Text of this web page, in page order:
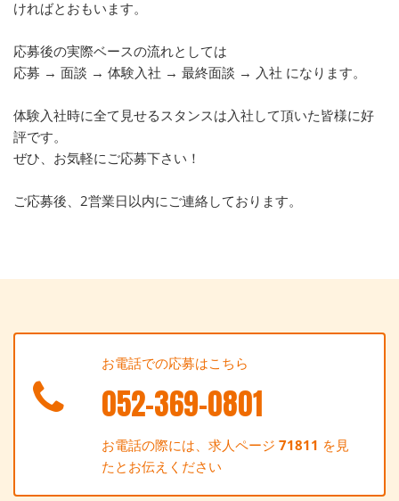
ければとおもいます。
応募後の実際ベースの流れとしては
応募 → 面談 → 体験入社 → 最終面談 → 入社 になります。
体験入社時に全て見せるスタンスは入社して頂いた皆様に好
評です。
ぜひ、お気軽にご応募下さい！
ご応募後、2営業日以内にご連絡しております。
お電話での応募はこちら
052-369-0801
お電話の際には、求人ページ71811 を見
たとお伝えください